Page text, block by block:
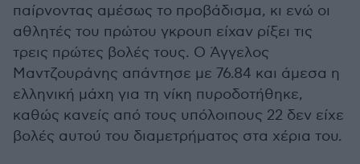
παίρνοντας αμέσως το προβάδισμα, κι ενώ οι
αθλητές του πρώτου γκρουπ είχαν ρίξει τις
τρεις πρώτες βολές τους. Ο Άγγελος
Μαντζουράνης απάντησε με 76.84 και άμεσα η
ελληνική μάχη για τη νίκη πυροδοτήθηκε,
καθώς κανείς από τους υπόλοιπους 22 δεν είχε
βολές αυτού του διαμετρήματος στα χέρια του.